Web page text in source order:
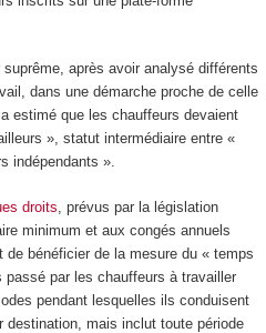
après avoir analysé différents
dans une démarche proche de celle
estimé que les chauffeurs devaient
», statut intermédiaire entre «
indépendants ».
droits , prévus par la législation
minimum et aux congés annuels
bénéficier de la mesure du « temps
par les chauffeurs à travailler
pendant lesquelles ils conduisent
mais inclut toute période